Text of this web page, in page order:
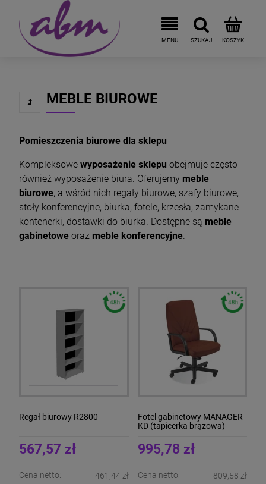
MEBLE BIUROWE
Pomieszczenia biurowe dla sklepu
Kompleksowe wyposażenie sklepu obejmuje często
również wyposażenie biura. Oferujemy meble
biurowe, a wśród nich regały biurowe, szafy biurowe,
stoły konferencyjne, biurka, fotele, krzesła, zamykane
kontenerki, dostawki do biurka. Dostępne są meble
gabinetowe oraz meble konferencyjne.
Regał biurowy R2800
567,57 zł
Cena netto: 461,44 zł
Fotel gabinetowy MANAGER
KD (tapicerka brązowa)
995,78 zł
Cena netto: 809,58 zł